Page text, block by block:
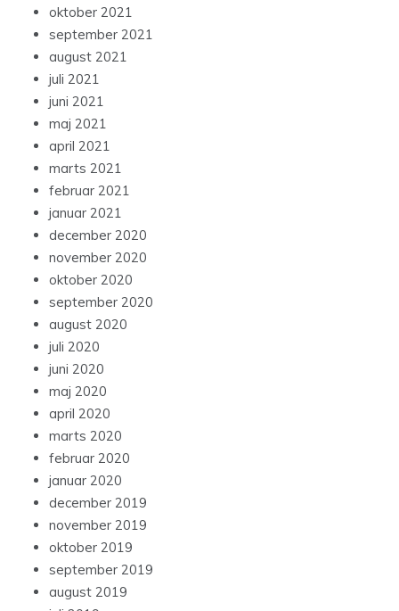
oktober 2021
september 2021
august 2021
juli 2021
juni 2021
maj 2021
april 2021
marts 2021
februar 2021
januar 2021
december 2020
november 2020
oktober 2020
september 2020
august 2020
juli 2020
juni 2020
maj 2020
april 2020
marts 2020
februar 2020
januar 2020
december 2019
november 2019
oktober 2019
september 2019
august 2019